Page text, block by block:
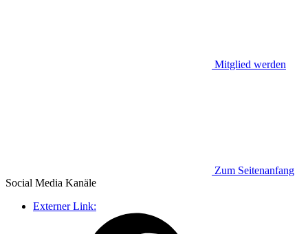
Mitglied werden
Zum Seitenanfang
Social Media Kanäle
Externer Link: